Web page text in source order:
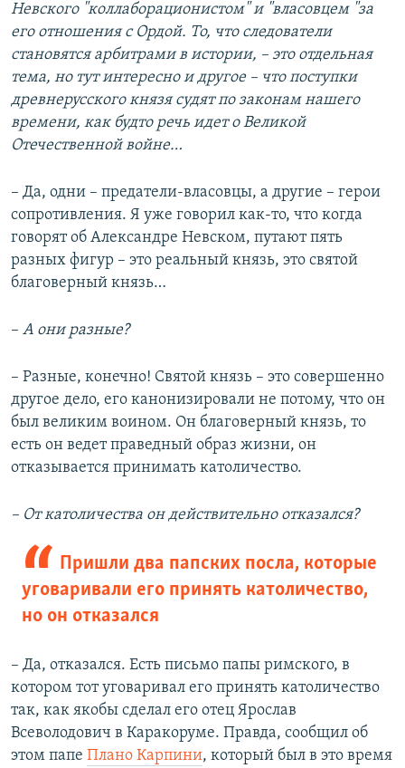
Невского "коллаборационистом" и "власовцем "за
его отношения с Ордой. То, что следователи
становятся арбитрами в истории, – это отдельная
тема, но тут интересно и другое – что поступки
древнерусского князя судят по законам нашего
времени, как будто речь идет о Великой
Отечественной войне…
– Да, одни – предатели-власовцы, а другие – герои
сопротивления. Я уже говорил как-то, что когда
говорят об Александре Невском, путают пять
разных фигур – это реальный князь, это святой
благоверный князь…
– А они разные?
– Разные, конечно! Святой князь – это совершенно
другое дело, его канонизировали не потому, что он
был великим воином. Он благоверный князь, то
есть он ведет праведный образ жизни, он
отказывается принимать католичество.
– От католичества он действительно отказался?
Пришли два папских посла, которые
уговаривали его принять католичество,
но он отказался
– Да, отказался. Есть письмо папы римского, в
котором тот уговаривал его принять католичество
так, как якобы сделал его отец Ярослав
Всеволодович в Каракоруме. Правда, сообщил об
этом папе Плано Карпини, который был в это время